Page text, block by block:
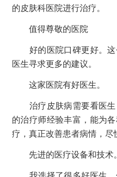
的皮肤科医院进行治疗。
值得尊敬的医院
好的医院口碑更好。这
医生寻求更多的建议。
这家医院有好医生。
治疗皮肤病需要看医生
的治疗师经验丰富，能为
疗，真正改善患者病情，尽
先进的医疗设备和技术。